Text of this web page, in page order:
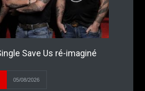
Save Us ré-imaginé
05/08/2026